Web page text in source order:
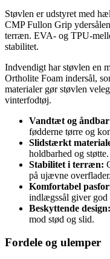
Støvlen er udstyret med
CMP Fullon Grip
terræn. EVA- og TPU-
stabilitet.
Indvendigt har støvlen en
Ortholite Foam indersål,
materialer gør støvlen
vinterfodtøj.
Vandtæt og
fødderne tørre og
Slidstærkt
holdbarhed og støtte.
Stabilitet i terræn:
på ujævne overflader.
Komfortabel
indlægssål giver
Beskyttende design:
mod stød og slid.
Fordele og ulemper